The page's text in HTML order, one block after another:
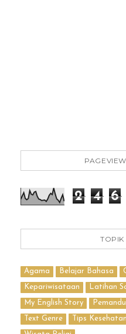
2 4 6
TOPIK
Agama Belajar Bahasa
Kepariwisataan Latihan
My English Story
Text Genre Tips Kesehatan